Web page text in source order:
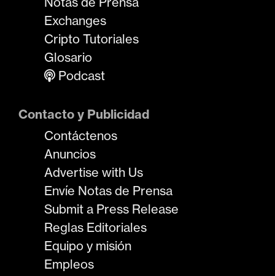
Exchanges
Cripto Tutoriales
Glosario
Podcast
Contacto y Publicidad
Contáctenos
Anuncios
Advertise with Us
Envíe Notas de Prensa
Submit a Press Release
Reglas Editoriales
Equipo y misión
Empleos